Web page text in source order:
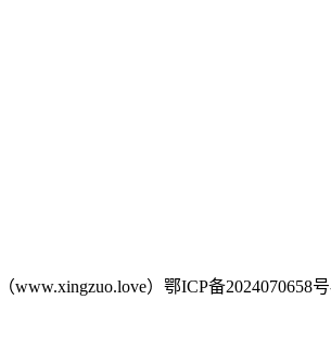
www.xingzuo.love） 鄂ICP备2024070658